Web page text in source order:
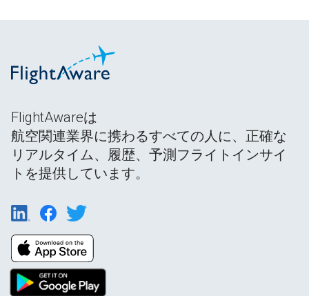
FlightAwareは
航空関連業界に携わるすべての人に、正確な
リアルタイム、履歴、予測フライトインサイ
トを提供しています。